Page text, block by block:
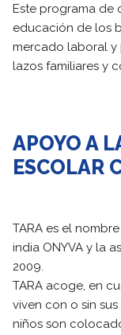
Este programa de
educación de los
mercado laboral y
lazos familiares y
APOYO A
ESCOLAR
TARA es el
india ONYVA y la
2009.
TARA acoge, en
viven con o sin
niños son